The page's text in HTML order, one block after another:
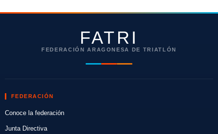
FATRI
FEDERACIÓN ARAGONESA DE TRIATLÓN
FEDERACIÓN
Conoce la federación
Junta Directiva